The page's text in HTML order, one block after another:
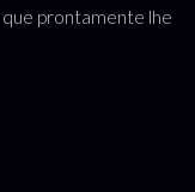
que prontamente lhe